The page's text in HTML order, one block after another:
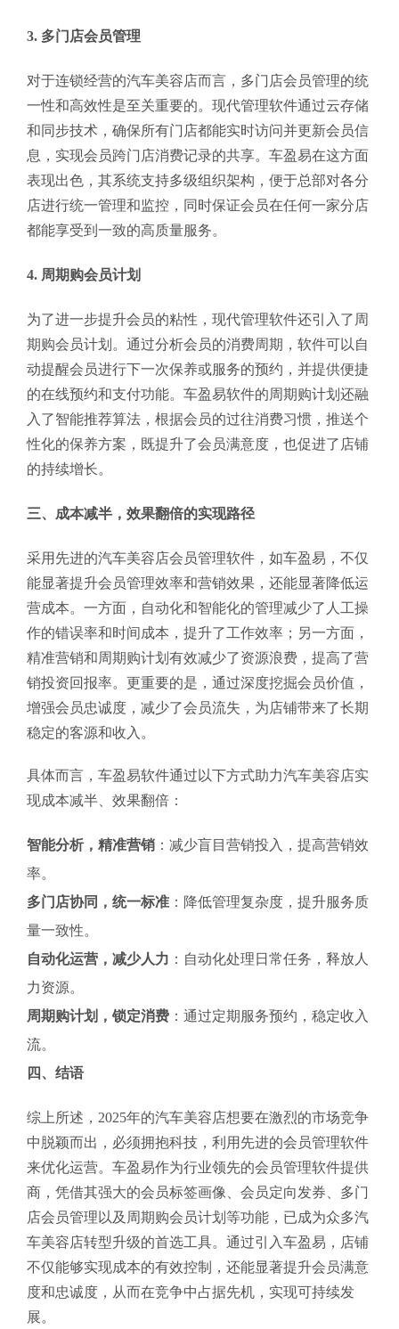
3. 多门店会员管理
对于连锁经营的汽车美容店而言，多门店会员管理的统
一性和高效性是至关重要的。现代管理软件通过云存储
和同步技术，确保所有门店都能实时访问并更新会员信
息，实现会员跨门店消费记录的共享。车盈易在这方面
表现出色，其系统支持多级组织架构，便于总部对各分
店进行统一管理和监控，同时保证会员在任何一家分店
都能享受到一致的高质量服务。
4. 周期购会员计划
为了进一步提升会员的粘性，现代管理软件还引入了周
期购会员计划。通过分析会员的消费周期，软件可以自
动提醒会员进行下一次保养或服务的预约，并提供便捷
的在线预约和支付功能。车盈易软件的周期购计划还融
入了智能推荐算法，根据会员的过往消费习惯，推送个
性化的保养方案，既提升了会员满意度，也促进了店铺
的持续增长。
三、成本减半，效果翻倍的实现路径
采用先进的汽车美容店会员管理软件，如车盈易，不仅
能显著提升会员管理效率和营销效果，还能显著降低运
营成本。一方面，自动化和智能化的管理减少了人工操
作的错误率和时间成本，提升了工作效率；另一方面，
精准营销和周期购计划有效减少了资源浪费，提高了营
销投资回报率。更重要的是，通过深度挖掘会员价值，
增强会员忠诚度，减少了会员流失，为店铺带来了长期
稳定的客源和收入。
具体而言，车盈易软件通过以下方式助力汽车美容店实
现成本减半、效果翻倍：
智能分析，精准营销 ：减少盲目营销投入，提高营销效
率。
多门店协同，统一标准 ：降低管理复杂度，提升服务质
量一致性。
自动化运营，减少人力 ：自动化处理日常任务，释放人
力资源。
周期购计划，锁定消费 ：通过定期服务预约，稳定收入
流。
四、结语
综上所述，2025年的汽车美容店想要在激烈的市场竞争
中脱颖而出，必须拥抱科技，利用先进的会员管理软件
来优化运营。车盈易作为行业领先的会员管理软件提供
商，凭借其强大的会员标签画像、会员定向发券、多门
店会员管理以及周期购会员计划等功能，已成为众多汽
车美容店转型升级的首选工具。通过引入车盈易，店铺
不仅能够实现成本的有效控制，还能显著提升会员满意
度和忠诚度，从而在竞争中占据先机，实现可持续发
展。